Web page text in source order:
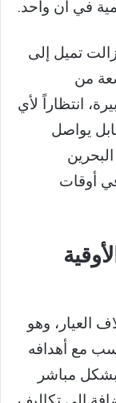
في آن واحد.
تميل إلى
من
انتظاراً لأي
يواصل
أوقات
العيار، وهو
مع أهدافه
بشكل مباشر